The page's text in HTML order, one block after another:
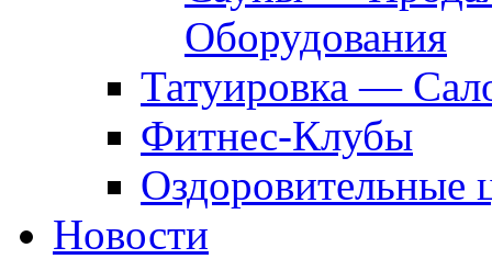
Оборудования
Татуировка —
Фитнес-Клубы
Оздоровительные
Новости